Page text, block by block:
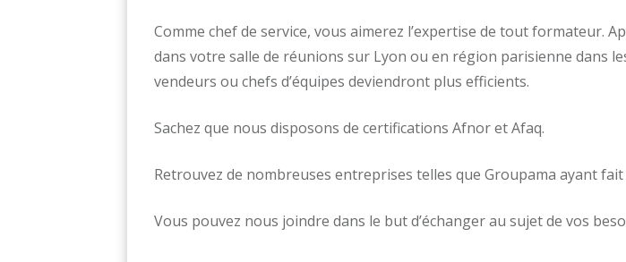
Comme chef de service, vous aimerez l’expertise de tout formateur.
dans votre salle de réunions sur Lyon ou en région parisienne dans
vendeurs ou chefs d’équipes deviendront plus efficients.
Sachez que nous disposons de certifications Afnor et Afaq.
Retrouvez de nombreuses entreprises telles que Groupama ayant
Vous pouvez nous joindre dans le but d’échanger au sujet de vos